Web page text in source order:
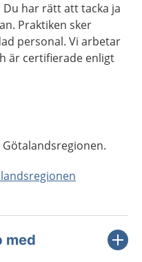
Du har rätt att tacka ja
Praktiken sker
personal. Vi arbetar
är certifierade enligt
med